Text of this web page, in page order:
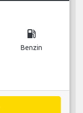
local_gas_station
Benzin